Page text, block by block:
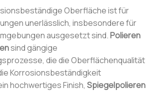
Oberfläche ist für
unerlässlich, insbesondere für
ausgesetzt sind.Polieren
sind gängige
die die Oberflächenqualität
Korrosionsbeständigkeit
hochwertiges Finish, Spiegelpolieren